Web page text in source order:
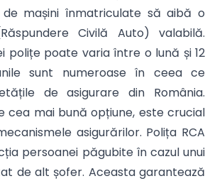
mașini înmatriculate să aibă o
Civilă Auto) valabilă.
polițe poate varia între o lună și 12
sunt numeroase în ceea ce
de asigurare din România.
cea mai bună opțiune, este crucial
asigurărilor. Polița RCA
persoanei păgubite în cazul unui
de alt șofer. Aceasta garantează